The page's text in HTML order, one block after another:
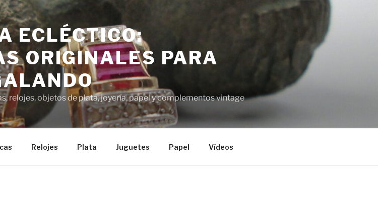
ECLÉCTICO:
ORIGINALES PARA
relojes, objetos de plata, joyería, papel y complementos vintage
Relojes Plata Juguetes Papel Vídeos